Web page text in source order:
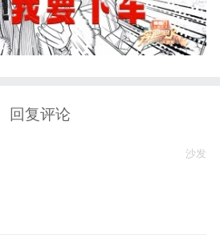
回复评论
沙发